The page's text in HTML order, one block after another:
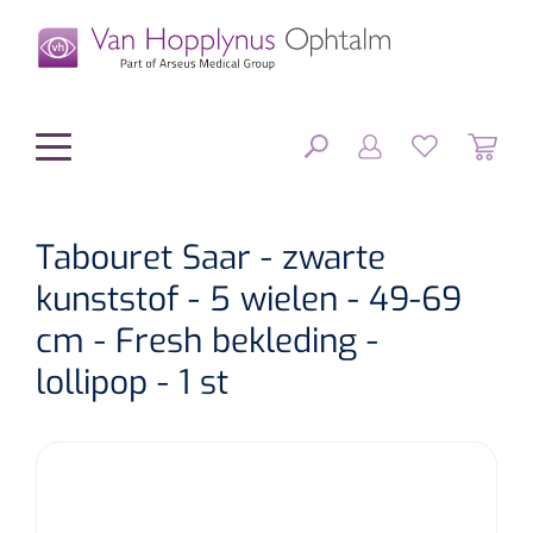
Chirurgie
Chirurgisch materiaal
Diagnostiek
SLUITEN
FILTEREN
Tabouret Saar - zwarte
kunststof - 5 wielen - 49-69
cm - Fresh bekleding -
lollipop - 1 st